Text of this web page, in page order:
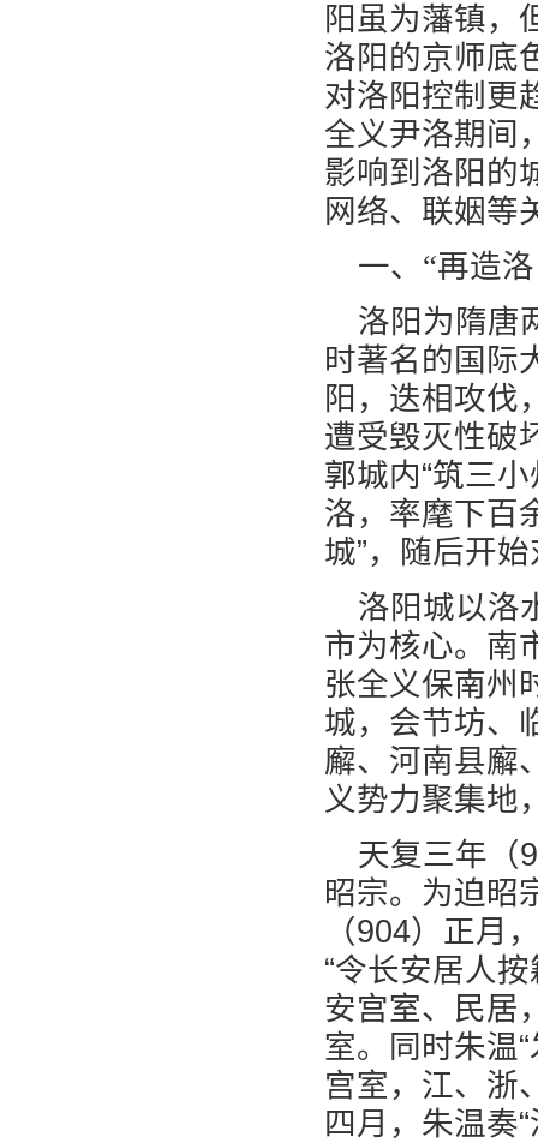
阳虽为藩镇，
洛阳的京师底
对洛阳控制更
全义尹洛期间
影响到洛阳的
网络、联姻等
一、“再造
洛阳为隋唐
时著名的国际
阳，迭相攻伐
遭受毁灭性破
郭城内“筑三
洛，率麾下百
城”，随后开
洛阳城以洛
市为核心。南
张全义保南州
城，会节坊、
廨、河南县廨
义势力聚集地
天复三年（
昭宗。为迫昭
（904）正月
“令长安居人
安宫室、民居
室。同时朱温
宫室，江、浙
四月，朱温奏